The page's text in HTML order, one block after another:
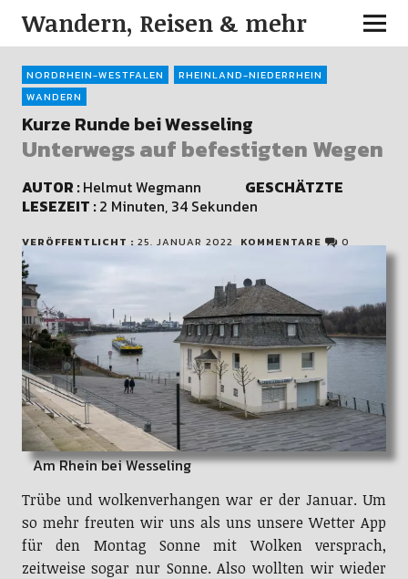
Wandern, Reisen & mehr
NORDRHEIN-WESTFALEN
RHEINLAND-NIEDERRHEIN
WANDERN
Kurze Runde bei Wesseling
Unterwegs auf befestigten Wegen
AUTOR :Helmut Wegmann GESCHÄTZTE
LESEZEIT :2 Minuten, 34 Sekunden
VERÖFFENTLICHT : 25. JANUAR 2022 KOMMENTARE 0
Am Rhein bei Wesseling
Trübe und wolkenverhangen war er der Januar. Um
so mehr freuten wir uns als uns unsere Wetter App
für den Montag Sonne mit Wolken versprach,
zeitweise sogar nur Sonne. Also wollten wir wieder